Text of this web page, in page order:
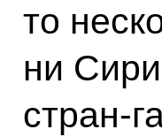
то
ни
стран-